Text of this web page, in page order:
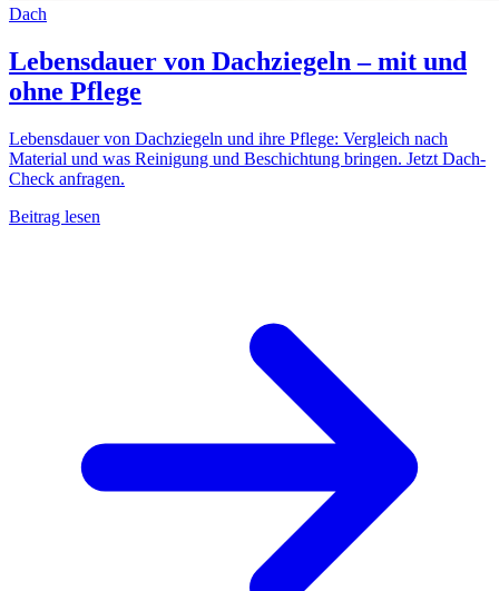
Dach
Lebensdauer von Dachziegeln – mit und
ohne Pflege
Lebensdauer von Dachziegeln und ihre Pflege: Vergleich nach
Material und was Reinigung und Beschichtung bringen. Jetzt Dach-
Check anfragen.
Beitrag lesen